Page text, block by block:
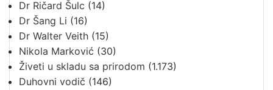
Dr Ričard Šulc (14)
Dr Šang Li (16)
Dr Walter Veith (15)
Nikola Marković (30)
Živeti u skladu sa prirodom (1.173)
Duhovni vodič (146)